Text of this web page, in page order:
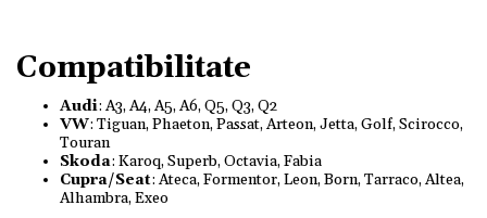
Compatibilitate
Audi: A3, A4, A5, A6, Q5, Q3, Q2
VW: Tiguan, Phaeton, Passat, Arteon, Jetta, Golf, Scirocco,
Touran
Skoda: Karoq, Superb, Octavia, Fabia
Cupra/Seat: Ateca, Formentor, Leon, Born, Tarraco, Altea,
Alhambra, Exeo